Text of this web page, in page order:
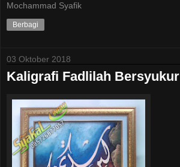
Mochammad Syafik
Berbagi
03 Oktober 2018
Kaligrafi Fadlilah Bersyukur